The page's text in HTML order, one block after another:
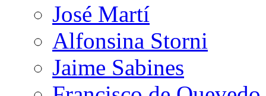
José Martí
Alfonsina Storni
Jaime Sabines